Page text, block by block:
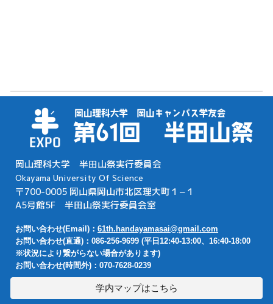
岡山理科大学 半田山祭実行委員会
Okayama University Of Science
〒700-0005 岡山県岡山市北区理大町１−１
A5号館5F 半田山祭実行委員会室
お問い合わせ(Email)：61th.handayamasai@gmail.com
お問い合わせ(直通)：086-256-9699 (平日12:40-13:00、16:40-18:00
※状況により繋がらない場合があります)
お問い合わせ(時間外)：070-7628-0239
学内マップはこちら